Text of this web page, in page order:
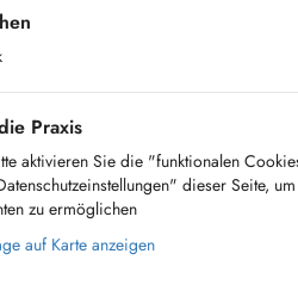
Praxis
aktivieren Sie die "funktionalen
dieser Seite,
zu ermöglichen
auf Karte anzeigen